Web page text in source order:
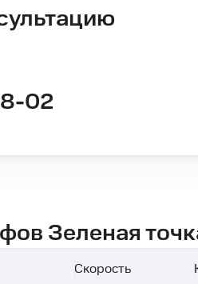
02
Зеленая
Скорость